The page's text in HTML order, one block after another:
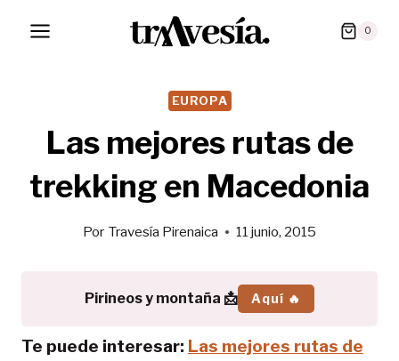
0
EUROPA
Las mejores rutas de
trekking en Macedonia
Por Travesía Pirenaica 11 junio, 2015
Pirineos y montaña 📩 Aquí 🔥
Te puede interesar: Las mejores rutas de